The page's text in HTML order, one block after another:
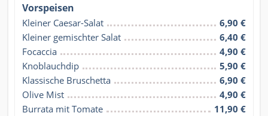
Vorspeisen
Kleiner Caesar-Salat
6,90 €
Kleiner gemischter Salat
6,40 €
Focaccia
4,90 €
Knoblauchdip
5,90 €
Klassische Bruschetta
6,90 €
Olive Mist
4,90 €
Burrata mit Tomate
11,90 €